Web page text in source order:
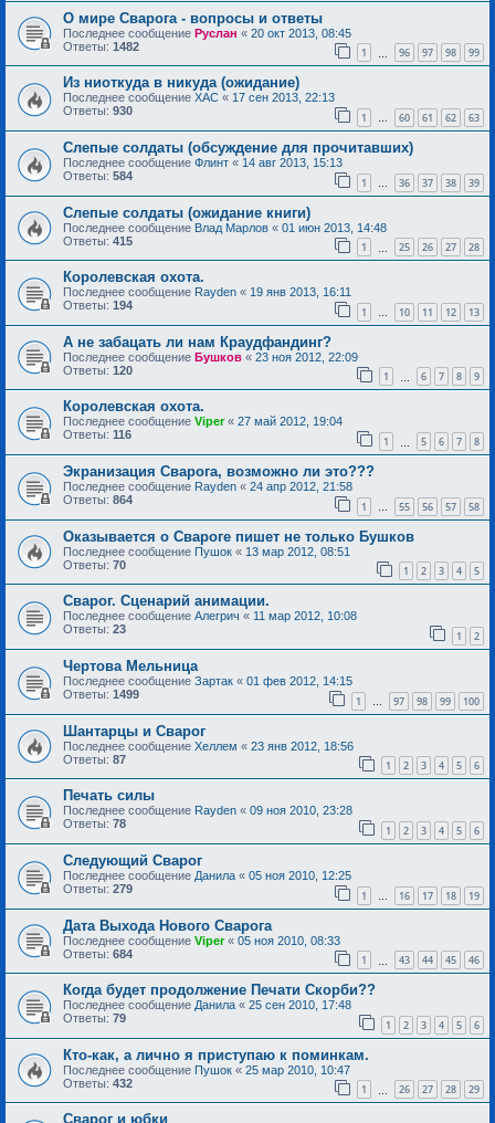
О мире Сварога - вопросы и ответы
Последнее сообщение Руслан « 20 окт 2013, 08:45
Ответы: 1482 1 96 97 98 99
Из ниоткуда в никуда (ожидание)
Последнее сообщение ХАС « 17 сен 2013, 22:13
Ответы: 930 1 … 60 61 62 63
Слепые солдаты (обсуждение для прочитавших)
Последнее сообщение Флинт « 14 авг 2013, 15:13
Ответы: 584 1 36 37 38 39
Слепые солдаты (ожидание книги)
Последнее сообщение Влад Марлов « 01 июн 2013, 14:48
Ответы: 415 1 25 26 27 28
Королевская охота.
Последнее сообщение Rayden « 19 янв 2013, 16:11
Ответы: 194 1 … 10 11 12 13
А не забацать ли нам Краудфандинг?
Последнее сообщение Бушков « 23 ноя 2012, 22:09
Ответы: 120 1 6 7 8 9
Королевская охота.
Последнее сообщение Viper« 27 май 2012, 19:04
Ответы: 116 1 5 6 7 8
Экранизация Сварога, возможно ли это???
Последнее сообщение Rayden « 24 апр 2012, 21:58
Ответы: 864 1 … 55 56 57 58
Оказывается о Свароге пишет не только Бушков
Последнее сообщение Пушок « 13 мар 2012, 08:51
Ответы: 70 1 2 3 4 5
Сварог. Сценарий анимации.
Последнее сообщение Алегрич « 11 мар 2012, 10:08
Ответы: 23 1 2
Чертова Мельница
Последнее сообщение Зартак « 01 фев 2012, 14:15
Ответы: 1499 1 … 97 98 99 100
Шантарцы и Сварог
Последнее сообщение Хеллем « 23 янв 2012, 18:56
Ответы: 87 1 2 3 4 5 6
Печать силы
Последнее сообщение Rayden « 09 ноя 2010, 23:28
Ответы: 78 1 2 3 4 5 6
Следующий Сварог
Последнее сообщение Данила « 05 ноя 2010, 12:25
Ответы: 279 1 … 16 17 18 19
Дата Выхода Нового Сварога
Последнее сообщение Viper« 05 ноя 2010, 08:33
Ответы: 684 1 43 44 45 46
Когда будет продолжение Печати Скорби??
Последнее сообщение Данила « 25 сен 2010, 17:48
Ответы: 79 1 2 3 4 5 6
Кто-как, а лично я приступаю к поминкам.
Последнее сообщение Пушок « 25 мар 2010, 10:47
Ответы: 432 1 26 27 28 29
Сварог и юбки